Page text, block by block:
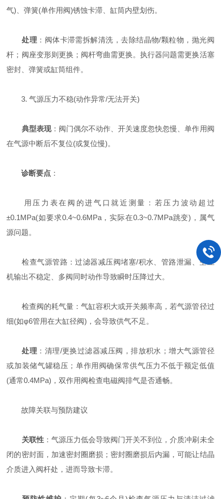
气)、弹簧(单作用阀)锈蚀卡滞、缸筒内壁划伤。
处理 ：阀体卡滞需拆解清洗，去除结晶物/颗粒物，抛光阀
杆；阀座变形则更换；阀杆弯曲需更换。执行器问题需更换活塞
密封、弹簧或缸筒组件。
3. 气源压力不稳(动作异常/无法开关)
典型表现：阀门偶尔不动作、开关速度忽快忽慢、单作用阀
在气源中断后不复位(或复位慢)。
诊断要点 ：
用压力表在阀的进气口就近测量：若压力波动超过
±0.1MPa(如要求0.4~0.6MPa，实际在0.3~0.7MPa跳变)，属气
源问题。
检查气源管路：过滤器减压阀堵塞/积水、管路泄漏、空压
机输出不稳定、多阀同时动作导致瞬时压降过大。
检查阀的耗气量：气缸容积大或开关频率高，若气源管径过
细(如φ6管用在大缸径阀)，会导致供气不足。
处理 ：清理/更换过滤器减压阀，排放积水；增大气源管径
或加装储气罐稳压；单作用阀确保常供气压力不低于额定低值
(通常0.4MPa)，双作用阀检查电磁阀排气是否通畅。
故障关联与预防建议
关联性：气源压力低会导致阀门开关不到位，介质冲刷未全
闭的密封面，加速密封圈磨损；密封圈磨损后内漏，可能让结晶
介质进入阀杆处，进而导致卡滞。